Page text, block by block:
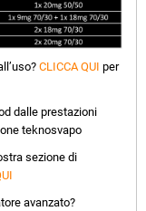
CLICCA QUI per
dalle prestazioni
teknosvapo
sezione di
avanzato?